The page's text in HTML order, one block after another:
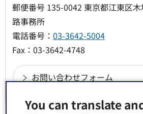
You can translate
郵便番号 135-0042 東京都江東区
路事務所
電話番号： 03-3642-5004
Fax：03-3642-4748